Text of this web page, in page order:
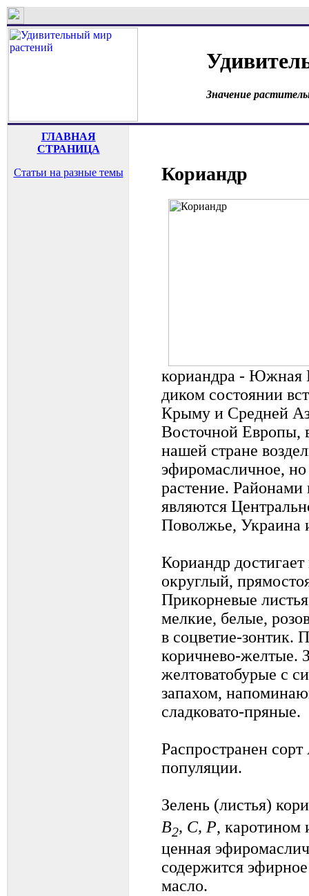
Значение
ГЛАВНАЯ
СТРАНИЦА
Статьи на разные темы
Кориандр
кориандра - Южная
диком состоянии
Крыму и Средней
Восточной Европы,
нашей стране
эфиромасличное,
растение. Районами
являются
Поволжье, Украина
Кориандр
округлый,
Прикорневые
мелкие, белые,
в соцветие-зонтик.
коричнево-желтые.
желтоватобурые с
запахом,
сладковато-пряные.
Распространен
популяции.
Зелень (листья)
В2, С, Р, каротином
ценная
содержится
масло.